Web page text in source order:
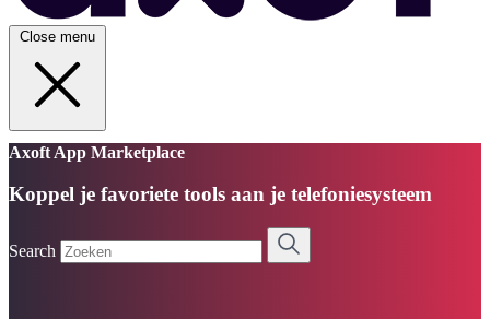
Close menu
Axoft App Marketplace
Koppel je favoriete tools aan je telefoniesysteem
Search